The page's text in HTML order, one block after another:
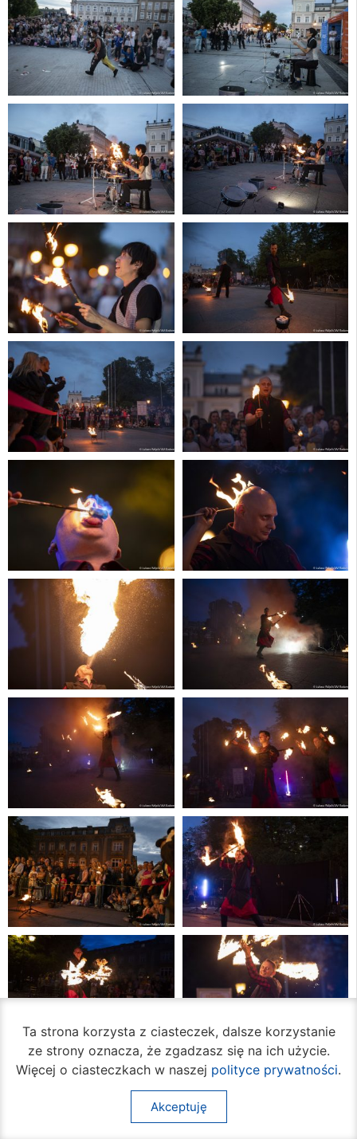
Ta strona korzysta z ciasteczek, dalsze korzystanie
ze strony oznacza, że zgadzasz się na ich użycie.
Więcej o ciasteczkach w naszej polityce prywatności.
Akceptuję